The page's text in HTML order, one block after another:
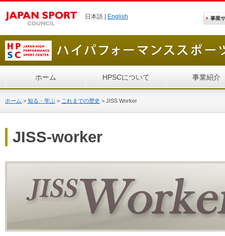
日本語 | English 事業
ホーム HPSCについて 事業紹介
ホーム > 知る・学ぶ > これまでの歴史 > JISS Worker
JISS-worker